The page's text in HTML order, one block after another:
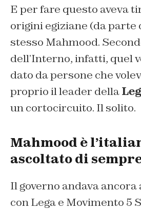
E per fare questo aveva
origini egiziane (da parte
stesso Mahmood.
dell’Interno, infatti, quel
dato da persone che
proprio il leader della
un cortocircuito. Il solito.
Mahmood è
ascoltato di
Il governo andava ancora
con Lega e Movimento 5